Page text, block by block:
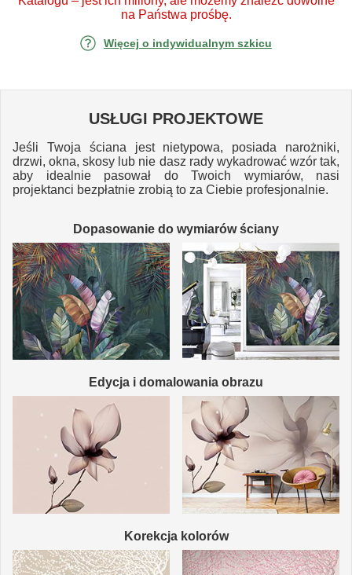
na Państwa prośbę.
Więcej o indywidualnym szkicu
USŁUGI PROJEKTOWE
Jeśli Twoja ściana jest nietypowa, posiada narożniki,
drzwi, okna, skosy lub nie dasz rady wykadrować wzór tak,
aby idealnie pasował do Twoich wymiarów, nasi
projektanci bezpłatnie zrobią to za Ciebie profesjonalnie.
Dopasowanie do wymiarów ściany
Edycja i domalowania obrazu
Korekcja kolorów